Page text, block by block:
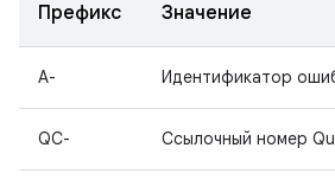
Префикс Значение
A- Идентификатор
QC- Ссылочный номер